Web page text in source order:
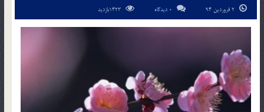
0 دیدگاه